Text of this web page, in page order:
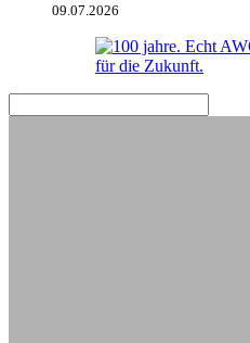
09.07.2026